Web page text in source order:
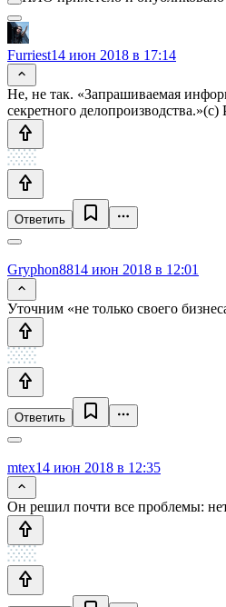
Furriest14 июн 2018 в 17:14
Не, не так. «Запрашиваемая
секретного делопроизводства.»(с)
Ответить
Gryphon8814 июн 2018 в 12:01
Уточним «не только своего
Ответить
mtex14 июн 2018 в 12:35
Он решил почти все проблемы: